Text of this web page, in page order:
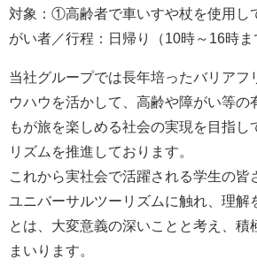
対象：①高齢者で車いすや杖を使用
がい者／行程：日帰り（10時～16時ま
当社グループでは長年培ったバリアフ
ウハウを活かして、高齢や障がい等の
もが旅を楽しめる社会の実現を目指し
リズムを推進しております。
これから実社会で活躍される学生の皆
ユニバーサルツーリズムに触れ、理解
とは、大変意義の深いことと考え、積
まいります。